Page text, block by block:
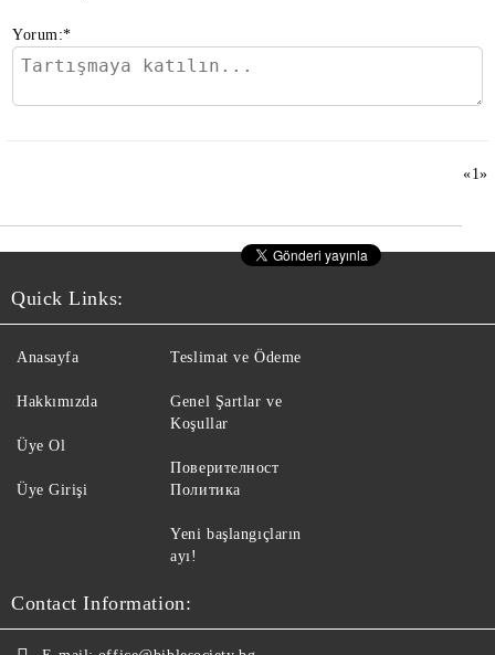
Yorum:*
«1»
Quick Links:
Anasayfa
Hakkımızda
Üye Ol
Üye Girişi
Teslimat ve Ödeme
Genel Şartlar ve
Koşullar
Поверителност
Политика
Yeni başlangıçların
ayı!
Contact Information: